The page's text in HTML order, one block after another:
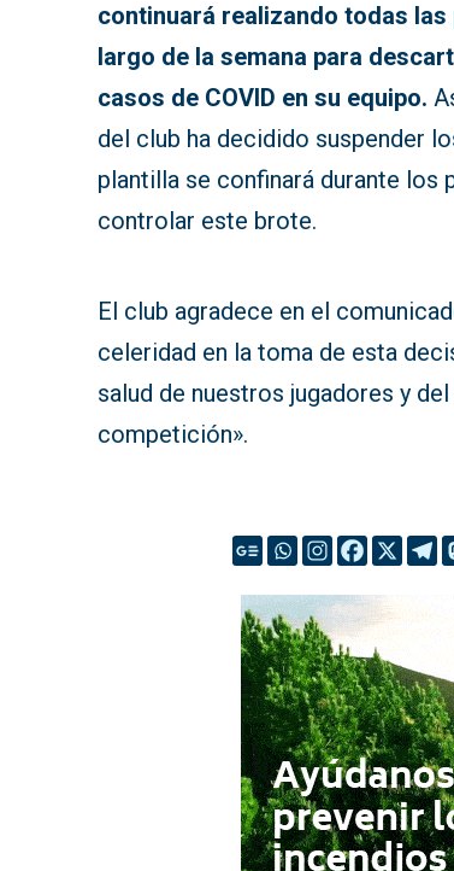
continuará realizando todas
largo de la semana para
casos de COVID en su equipo.
del club ha decidido suspender
plantilla se confinará durante los
controlar este brote.
El club agradece en el
celeridad en la toma de esta
salud de nuestros jugadores y
competición».